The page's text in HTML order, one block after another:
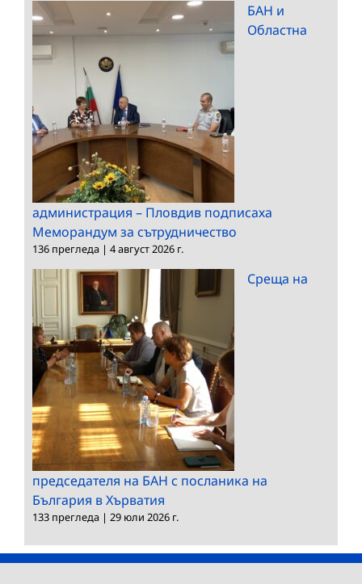
БАН и
Областна
администрация – Пловдив подписаха
Меморандум за сътрудничество
136 прегледа | 4 август 2026 г.
Среща на
председателя на БАН с посланика на
България в Хърватия
133 прегледа | 29 юли 2026 г.